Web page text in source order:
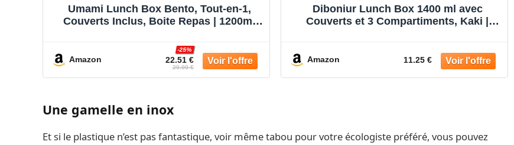
Umami Lunch Box Bento, Tout-en-1,
Couverts Inclus, Boite Repas | 1200ml
à sauce inclus, lunchbox passe au lave-
vaisselle, compartimentée, Noir &
Bambou
Amazon 22.51 €
-25%
29.99 €
Diboniur Lunch Box 1400 ml avec
Couverts et 3 Compartiments, Kaki |
pour école, bureau, travail et pique-nique
Amazon 11.25 €
Une gamelle en inox
Et si le plastique n’est pas fantastique, voir même tabou pour votre écologiste préféré, vous pouvez